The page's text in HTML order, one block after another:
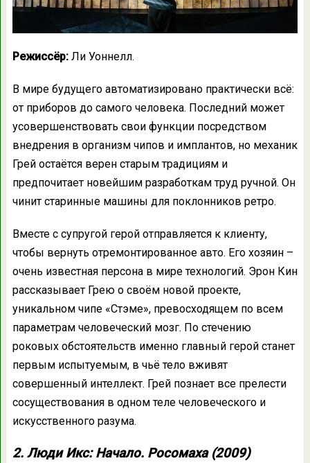
Режиссёр:Ли Уоннелл.
В мире будущего автоматизировано практически всё:
от приборов до самого человека. Последний может
усовершенствовать свои функции посредством
внедрения в организм чипов и имплантов, но механик
Грей остаётся верен старым традициям и
предпочитает новейшим разработкам труд ручной. Он
чинит старинные машины для поклонников ретро.
Вместе с супругой герой отправляется к клиенту,
чтобы вернуть отремонтированное авто. Его хозяин –
очень известная персона в мире технологий. Эрон Кин
рассказывает Грею о своём новой проекте,
уникальном чипе «Стэме», превосходящем по всем
параметрам человеческий мозг. По стечению
роковых обстоятельств именно главный герой станет
первым испытуемым, в чьё тело вживят
совершенный интеллект. Грей познает все прелести
сосуществования в одном теле человеческого и
искусственного разума.
2. Люди Икс: Начало. Росомаха (2009)